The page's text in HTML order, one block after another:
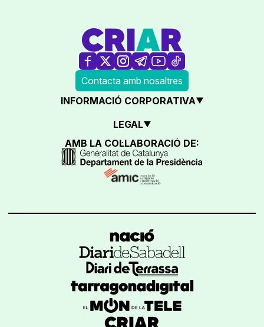
Contacta amb nosaltres
INFORMACIÓ CORPORATIVA
LEGAL
AMB LA COL·LABORACIÓ DE: